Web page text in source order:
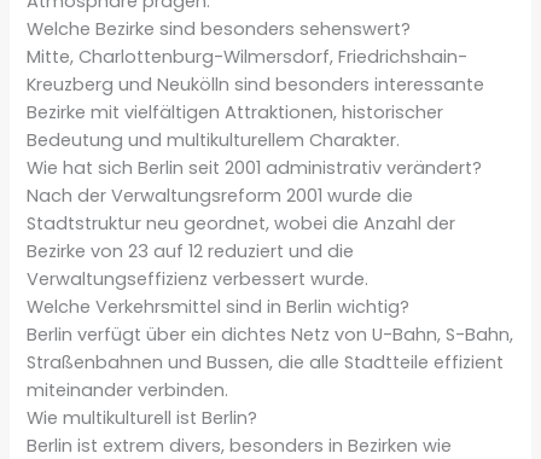
Welche Bezirke sind besonders sehenswert?
Mitte, Charlottenburg-Wilmersdorf, Friedrichshain-
Kreuzberg und Neukölln sind besonders interessante
Bezirke mit vielfältigen Attraktionen, historischer
Bedeutung und multikulturellem Charakter.
Wie hat sich Berlin seit 2001 administrativ verändert?
Nach der Verwaltungsreform 2001 wurde die
Stadtstruktur neu geordnet, wobei die Anzahl der
Bezirke von 23 auf 12 reduziert und die
Verwaltungseffizienz verbessert wurde.
Welche Verkehrsmittel sind in Berlin wichtig?
Berlin verfügt über ein dichtes Netz von U-Bahn, S-Bahn,
Straßenbahnen und Bussen, die alle Stadtteile effizient
miteinander verbinden.
Wie multikulturell ist Berlin?
Berlin ist extrem divers, besonders in Bezirken wie